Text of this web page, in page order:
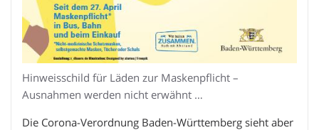
Hinweisschild für Läden zur Maskenpflicht –
Ausnahmen werden nicht erwähnt …
Die Corona-Verordnung Baden-Württemberg sieht aber